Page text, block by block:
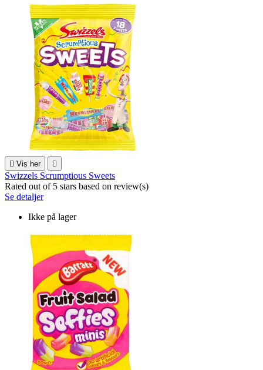
 Vis her 
Swizzels Scrumptious Sweets
Rated out of 5 stars based on review(s)
Se detaljer
Ikke på lager